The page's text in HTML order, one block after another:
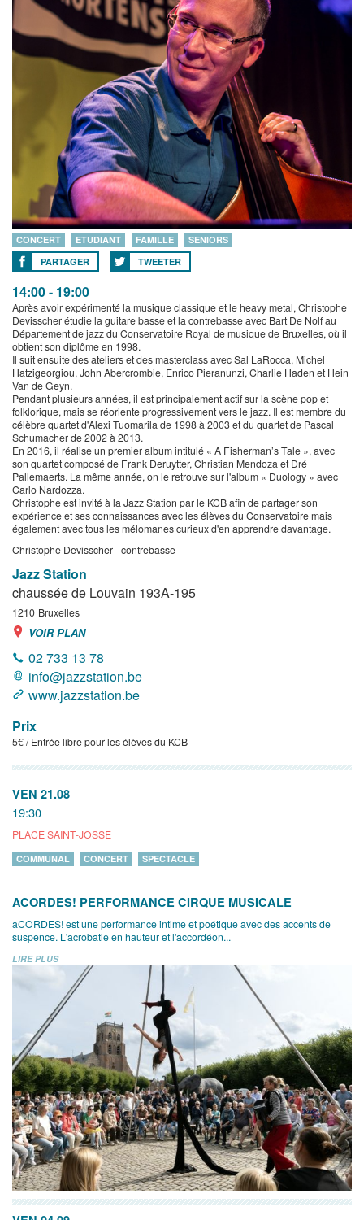
CONCERT ETUDIANT FAMILLE
SENIORS
PARTAGER
TWEETER
14:00 - 19:00
Après avoir expérimenté la musique classique et le heavy metal, Christophe
Devisscher étudie la guitare basse et la contrebasse avec Bart De Nolf au
Département de jazz du Conservatoire Royal de musique de Bruxelles, où il
obtient son diplôme en 1998.
Il suit ensuite des ateliers et des masterclass avec Sal LaRocca, Michel
Hatzigeorgiou, John Abercrombie, Enrico Pieranunzi, Charlie Haden et Hein
Van de Geyn.
Pendant plusieurs années, il est principalement actif sur la scène pop et
folklorique, mais se réoriente progressivement vers le jazz. Il est membre du
célèbre quartet d'Alexi Tuomarila de 1998 à 2003 et du quartet de Pascal
Schumacher de 2002 à 2013.
En 2016, il réalise un premier album intitulé « A Fisherman’s Tale », avec
son quartet composé de Frank Deruytter, Christian Mendoza et Dré
Pallemaerts. La même année, on le retrouve sur l'album « Duology » avec
Carlo Nardozza.
Christophe est invité à la Jazz Station par le KCB afin de partager son
expérience et ses connaissances avec les élèves du Conservatoire mais
également avec tous les mélomanes curieux d'en apprendre davantage.
Christophe Devisscher - contrebasse
Jazz Station
chaussée de Louvain 193A-195
1210 Bruxelles
VOIR PLAN
02 733 13 78
info@jazzstation.be
www.jazzstation.be
Prix
5€ / Entrée libre pour les élèves du KCB
VEN 21.08
19:30
PLACE SAINT-JOSSE
COMMUNAL CONCERT SPECTACLE
ACORDES! PERFORMANCE CIRQUE MUSICALE
aCORDES! est une performance intime et poétique avec des accents de
suspence. L'acrobatie en hauteur et l'accordéon...
LIRE PLUS